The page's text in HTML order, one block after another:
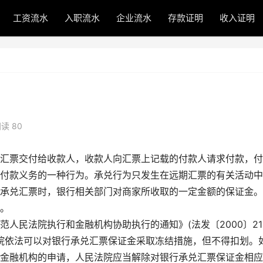
工资流水 入职流水 企业流水 存款证明 收入证明
80
票交付给收款人，收款人向汇票上记载的付款人请求付款，
款义务的一种行为。承兑行为只发生在远期汇票的有关活动
兑汇票时，银行相关部门对商家所收取的一定金额的保证金
人民法院执行和金融机构协助执行的通知》(法发〔2000〕21
法可以对银行承兑汇票保证金采取冻结措施，但不得扣划。
融机构的申请，人民法院应当解除对银行承兑汇票保证金相